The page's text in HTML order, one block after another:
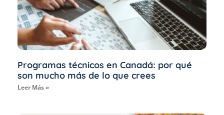
Programas técnicos en Canadá: por qué
son mucho más de lo que crees
Leer Más »